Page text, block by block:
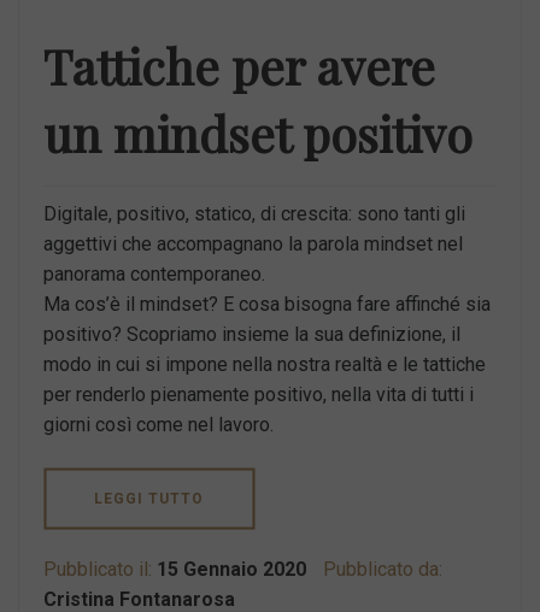
Tattiche per avere
un mindset positivo
Digitale, positivo, statico, di crescita: sono tanti gli
aggettivi che accompagnano la parola mindset nel
panorama contemporaneo.
Ma cos’è il mindset? E cosa bisogna fare affinché sia
positivo? Scopriamo insieme la sua definizione, il
modo in cui si impone nella nostra realtà e le tattiche
per renderlo pienamente positivo, nella vita di tutti i
giorni così come nel lavoro.
LEGGI TUTTO
Pubblicato il: 15 Gennaio 2020
Pubblicato da:
Cristina Fontanarosa